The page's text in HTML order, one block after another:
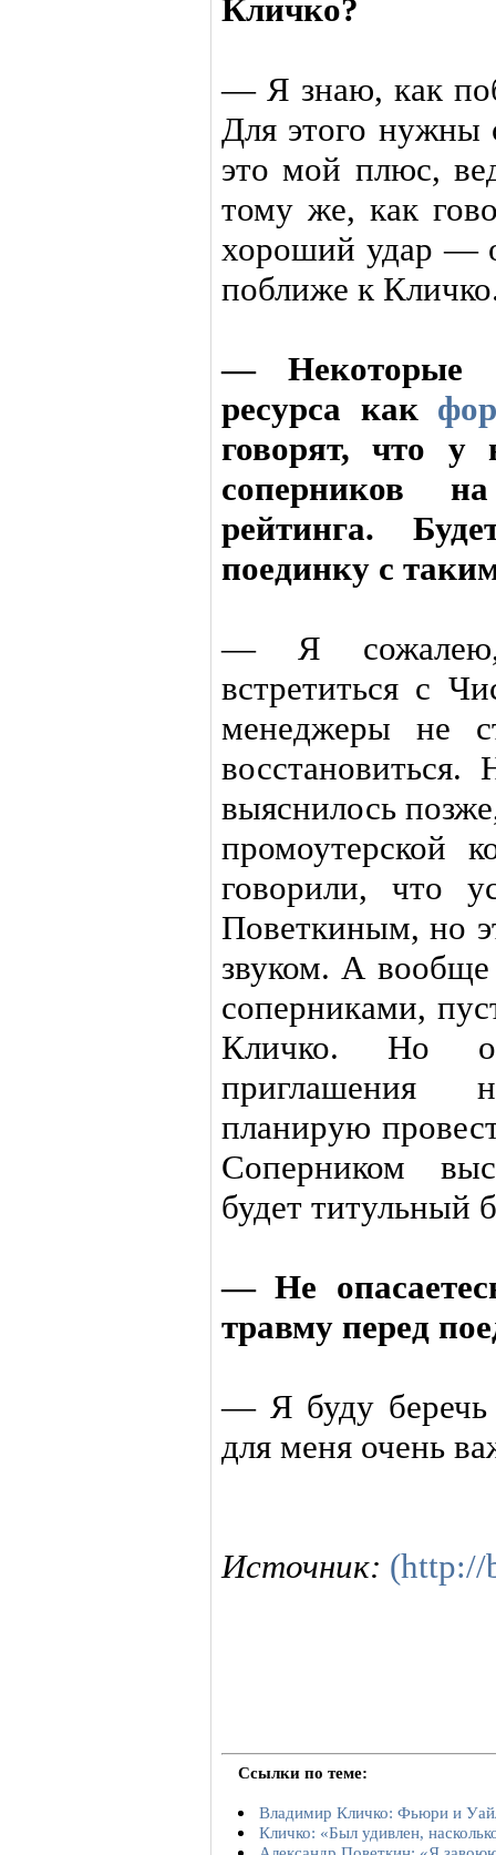
Кличко?
— Я знаю, как
Для этого нужны
это мой плюс,
тому же, как
хороший удар —
поближе к
— Некоторые
ресурса как
говорят, что у
соперников
рейтинга.
поединку с
— Я сожалею,
встретиться с
менеджеры не
выяснилось
промоутерской
говорили, что
Поветкиным, но
звуком. А
соперниками,
Кличко. Но
приглашения
планирую
Соперником
будет титульный
— Не
травму перед
— Я буду
для меня очень
Источник: (http://
Ссылки по теме:
Владимир Кличко: Фьюри и
Кличко: «Был удивлен,